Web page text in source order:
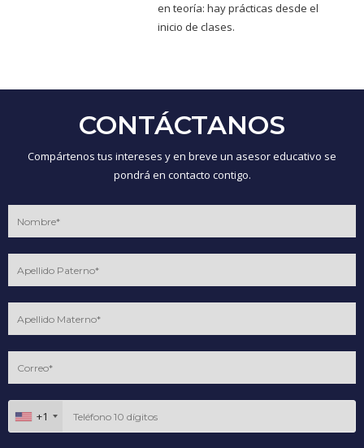
en teoría: hay prácticas desde el
inicio de clases.
CONTÁCTANOS
Compártenos tus intereses y en breve un asesor educativo se
pondrá en contacto contigo.
+1